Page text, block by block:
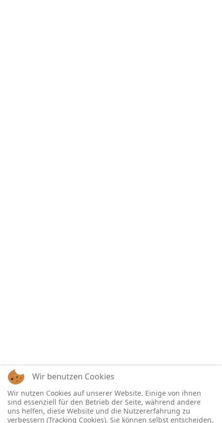
Wir benutzen Cookies
Wir nutzen Cookies auf unserer Website. Einige von ihnen
sind essenziell für den Betrieb der Seite, während andere
uns helfen, diese Website und die Nutzererfahrung zu
verbessern (Tracking Cookies). Sie können selbst entscheiden,